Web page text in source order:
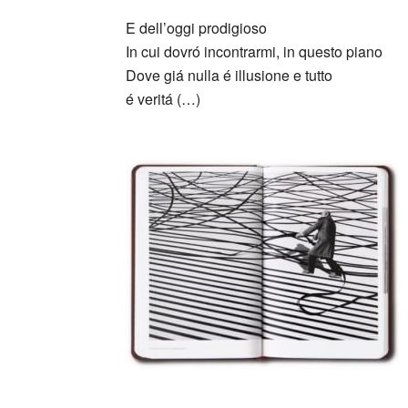
E dell’oggi prodigioso
In cui dovró incontrarmi, in questo piano
Dove giá nulla é illusione e tutto
é veritá (…)